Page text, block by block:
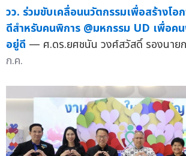
วว. ร่วมขับเคลื่อนนวัตกรรมเพื่อสร้างโ
ดีสำหรับคนพิการ @มหกรรม UD เพื่อค
อยู่ดี — ศ.ดร.ยศชนัน วงศ์สวัสดิ์ รองนาย
ก.ค.